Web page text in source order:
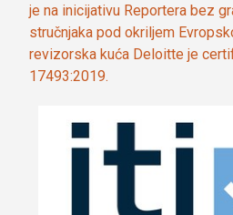
je na inicijativu Reportera bez
stručnjaka pod okriljem
revizorska kuća Deloitte je
17493:2019.